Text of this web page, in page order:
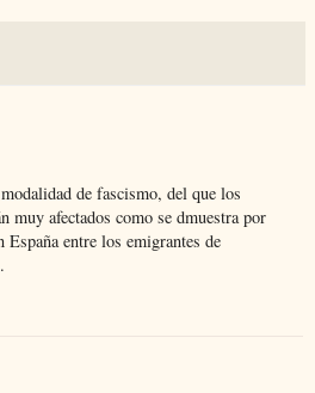
de fascismo, del que los
muy afectados como se dmuestra por
España entre los emigrantes de